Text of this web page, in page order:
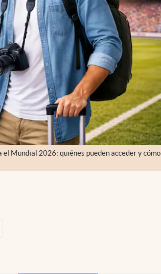
Mundial 2026: quiénes pueden acceder y cómo